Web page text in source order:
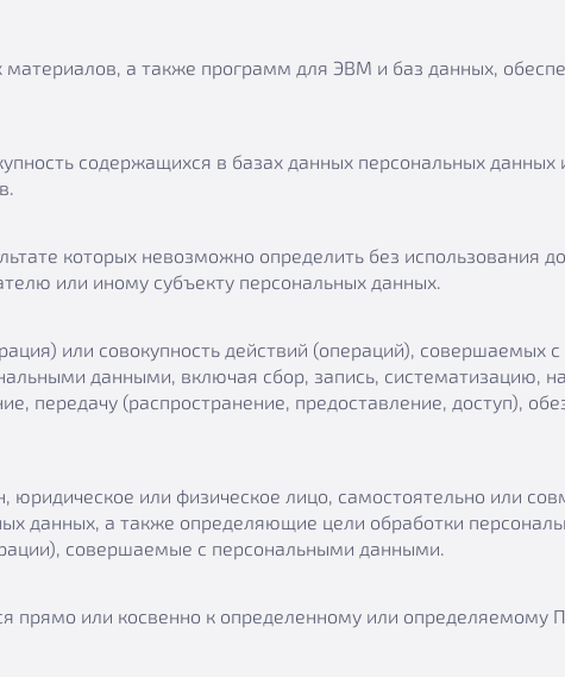
а также программ для ЭВМ и баз данных,
содержащихся в базах данных персональных
которых невозможно определить без использования
или иному субъекту персональных данных.
или совокупность действий (операций), совершаемых
данными, включая сбор, запись, систематизацию,
передачу (распространение, предоставление, доступ),
юридическое или физическое лицо, самостоятельно или
данных, а также определяющие цели обработки
совершаемые с персональными данными.
или косвенно к определенному или определяемому